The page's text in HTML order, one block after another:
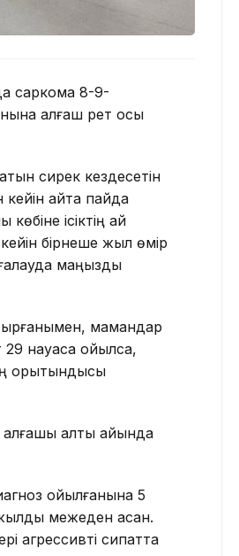
саркома 8-9-
алғаш рет осы
сирек кездесетін
кейін қайта пайда
ісіктің қай
бірнеше жыл өмір
маңызды
мамандар
науқасқа қойылса,
қорытындысы
алты айында
қойылғанына 5
межеден асқан.
агрессивті сипатта